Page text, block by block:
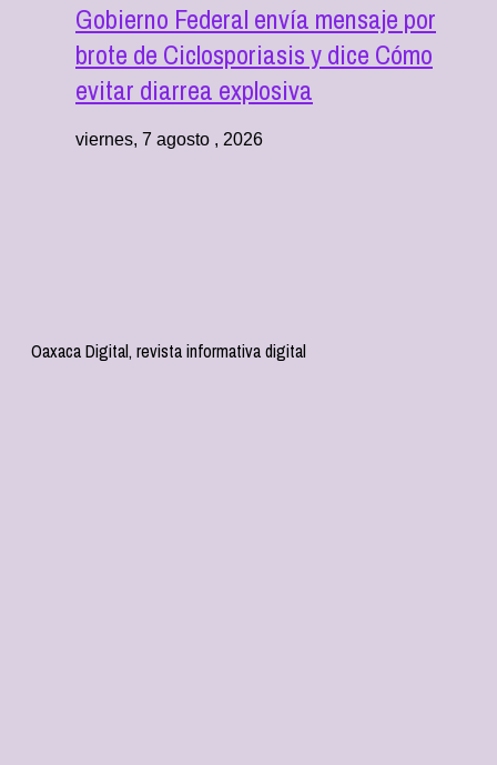
Gobierno Federal envía mensaje por
brote de Ciclosporiasis y dice Cómo
evitar diarrea explosiva
viernes, 7 agosto , 2026
Oaxaca Digital, revista informativa digital